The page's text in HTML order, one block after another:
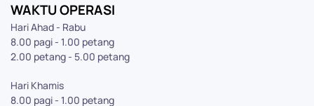
WAKTU OPERASI
Hari Ahad - Rabu
8.00 pagi - 1.00 petang
2.00 petang - 5.00 petang
Hari Khamis
8.00 pagi - 1.00 petang